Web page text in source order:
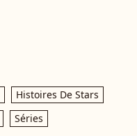
Histoires De Stars
Séries